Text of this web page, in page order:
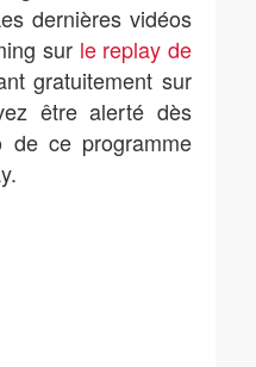
dernières vidéos
sur le replay de
gratuitement sur
être alerté dès
de ce programme